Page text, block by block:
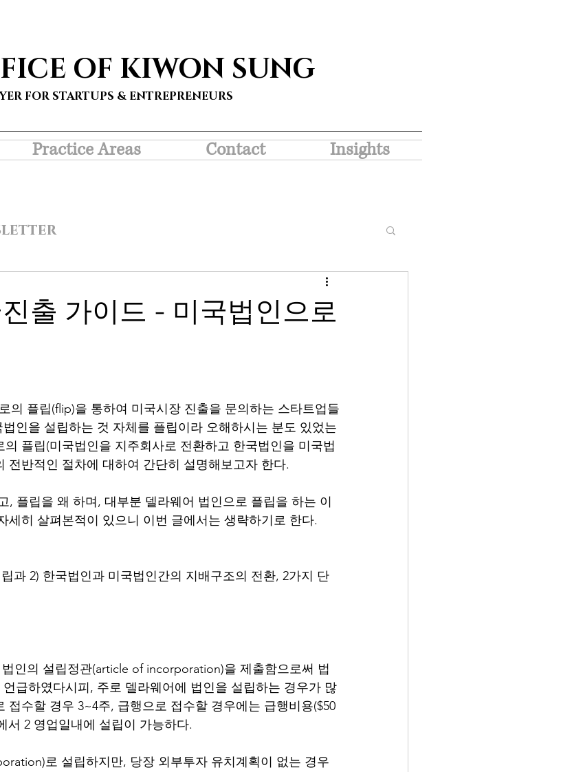
OF KIWON SUNG
FOR STARTUPS & ENTREPRENEURS
Practice Areas Contact Insights
출 가이드 - 미국법인으로
의 플립(flip)을 통하여 미국시장 진출을 문의하는 스타트업들
인을 설립하는 것 자체를 플립이라 오해하시는 분도 있었는
플립(미국법인을 지주회사로 전환하고 한국법인을 미국법
전반적인 절차에 대하여 간단히 설명해보고자 한다.
, 플립을 왜 하며, 대부분 델라웨어 법인으로 플립을 하는 이
세히 살펴본적이 있으니 이번 글에서는 생략하기로 한다.
과 2) 한국법인과 미국법인간의 지배구조의 전환, 2가지 단
인의 설립정관(article of incorporation)을 제출함으로써 법
급하였다시피, 주로 델라웨어에 법인을 설립하는 경우가 많
접수할 경우 3~4주, 급행으로 접수할 경우에는 급행비용($50
서 2 영업일내에 설립이 가능하다.
로 설립하지만, 당장 외부투자 유치계획이 없는 경우